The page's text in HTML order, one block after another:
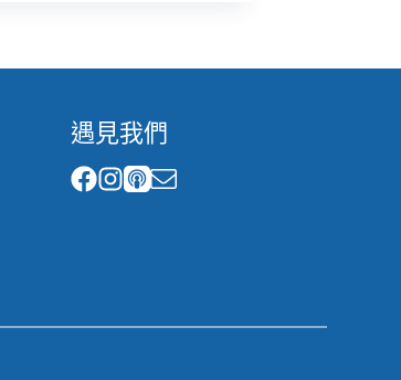
遇見我們